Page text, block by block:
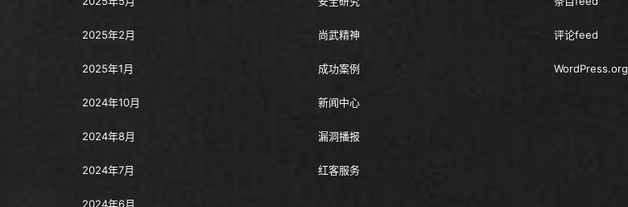
2025年2月
2025年1月
2024年10月
2024年8月
2024年7月
2024年6月
尚武精神
成功案例
新闻中心
漏洞播报
红客服务
评论feed
WordPress.org